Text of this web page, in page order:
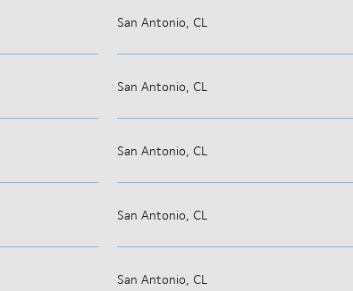
San Antonio, CL
San Antonio, CL
San Antonio, CL
San Antonio, CL
San Antonio, CL